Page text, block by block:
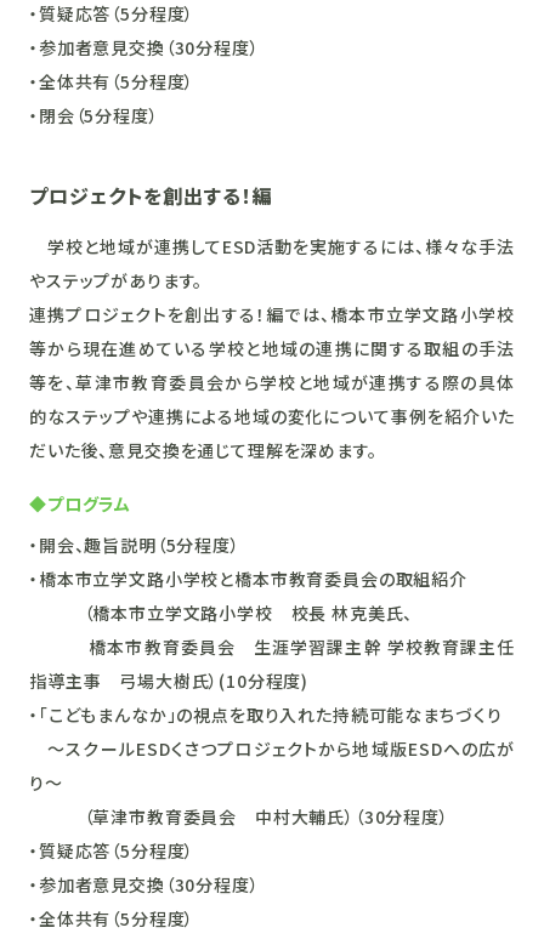
・質疑応答（5分程度）
・参加者意見交換（30分程度）
・全体共有（5分程度）
・閉会（5分程度）
プロジェクトを創出する！編
学校と地域が連携してESD活動を実施するには、様々な手法
やステップがあります。
連携プロジェクトを創出する！編では、橋本市立学文路小学校
等から現在進めている学校と地域の連携に関する取組の手法
等を、草津市教育委員会から学校と地域が連携する際の具体
的なステップや連携による地域の変化について事例を紹介いた
だいた後、意見交換を通じて理解を深めます。
◆プログラム
・開会、趣旨説明（5分程度）
・橋本市立学文路小学校と橋本市教育委員会の取組紹介
（橋本市立学文路小学校 校長 林克美氏、
橋本市教育委員会 生涯学習課主幹 学校教育課主任
指導主事 弓場大樹氏）(10分程度)
・「こどもまんなか」の視点を取り入れた持続可能なまちづくり
～スクールESDくさつプロジェクトから地域版ESDへの広が
り～
（草津市教育委員会 中村大輔氏）（30分程度）
・質疑応答（5分程度）
・参加者意見交換（30分程度）
・全体共有（5分程度）